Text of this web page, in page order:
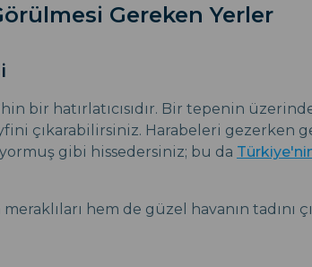
Gereken Yerler
bir hatırlatıcısıdır. Bir tepenin
çıkarabilirsiniz. Harabeleri gezerken
gibi hissedersiniz; bu da
hem de güzel havanın tadını